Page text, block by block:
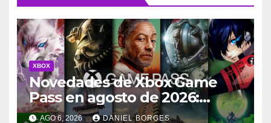
XBOX
Novedades de Xbox Game
Pass en agosto de 2026:
lanzamientos y salidas
AGO 6, 2026 DANIEL BORGES